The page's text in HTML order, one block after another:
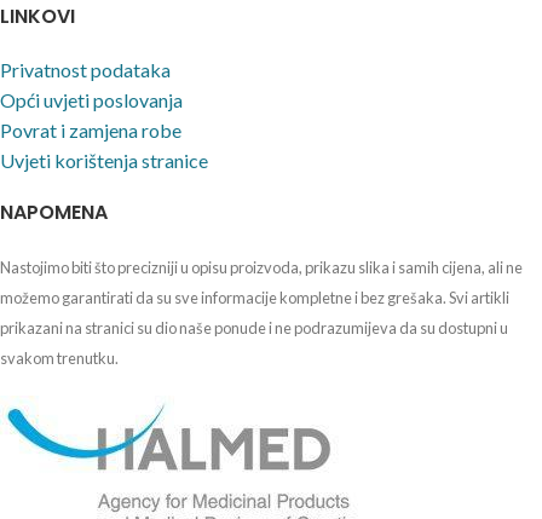
LINKOVI
Privatnost podataka
Opći uvjeti poslovanja
Povrat i zamjena robe
Uvjeti korištenja stranice
NAPOMENA
Nastojimo biti što precizniji u opisu proizvoda, prikazu slika i samih cijena, ali ne
možemo garantirati da su sve informacije kompletne i bez grešaka. Svi artikli
prikazani na stranici su dio naše ponude i ne podrazumijeva da su dostupni u
svakom trenutku.